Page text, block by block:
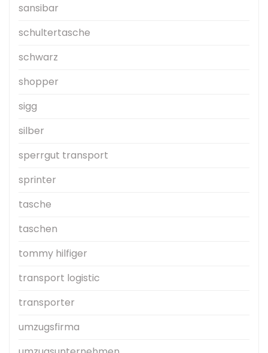
sansibar
schultertasche
schwarz
shopper
sigg
silber
sperrgut transport
sprinter
tasche
taschen
tommy hilfiger
transport logistic
transporter
umzugsfirma